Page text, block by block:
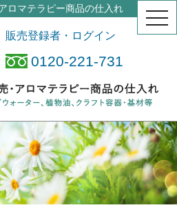
ロマテラピー商品の仕入れ
販売登録者・ログイン
0120-221-731